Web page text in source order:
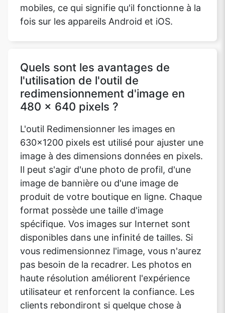
mobiles, ce qui signifie qu'il fonctionne à la
fois sur les appareils Android et iOS.
Quels sont les avantages de
l'utilisation de l'outil de
redimensionnement d'image en
480 x 640 pixels ?
L'outil Redimensionner les images en
630x1200 pixels est utilisé pour ajuster une
image à des dimensions données en pixels.
Il peut s'agir d'une photo de profil, d'une
image de bannière ou d'une image de
produit de votre boutique en ligne. Chaque
format possède une taille d'image
spécifique. Vos images sur Internet sont
disponibles dans une infinité de tailles. Si
vous redimensionnez l'image, vous n'aurez
pas besoin de la recadrer. Les photos en
haute résolution améliorent l'expérience
utilisateur et renforcent la confiance. Les
clients rebondiront si quelque chose à